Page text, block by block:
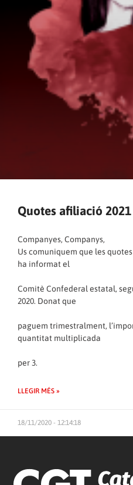
Quotes afiliació 2021
Companyes, Companys,
Us comuniquem que les
ha informat el
Comitè Confederal estatal,
2020. Donat que
paguem trimestralment,
quantitat multiplicada
per 3.
LLEGIR MÉS »
18/11/2020 - 12:14:18